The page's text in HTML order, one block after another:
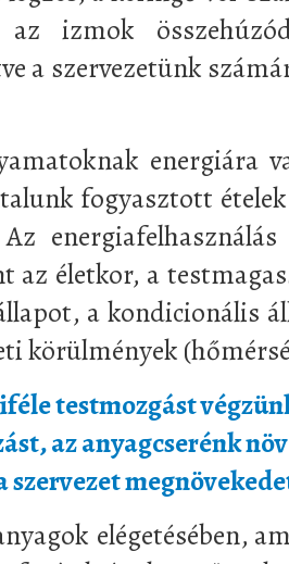
az izmok
a szervezetünk
energiára
fogyasztott
az életkor, a
a kondicionális
körülmények
testmozgást
az anyagcserénk
szervezet
elégetésében,